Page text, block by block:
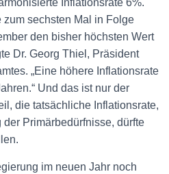
Inflationsrate 6%.
zum sechsten Mal in Folge
den bisher höchsten Wert
Dr. Georg Thiel, Präsident
„Eine höhere Inflationsrate
Und das ist nur der
die tatsächliche Inflationsrate,
Primärbedürfnisse, dürfte
im neuen Jahr noch